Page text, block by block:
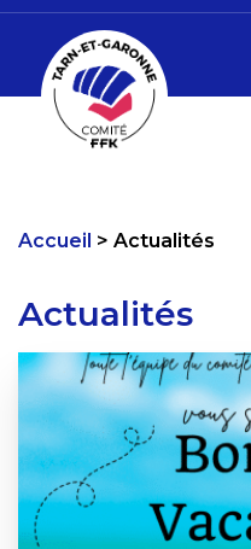
Accueil Actualités
Actualités